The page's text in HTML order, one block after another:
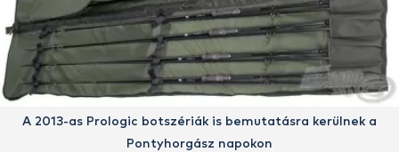
A 2013-as Prologic botszériák is bemutatásra kerülnek a
Pontyhorgász napokon